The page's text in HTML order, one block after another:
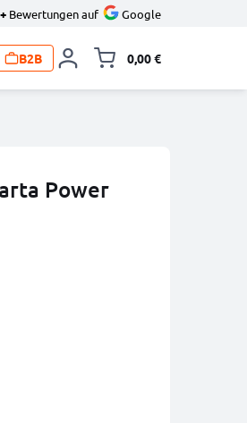
Bewertungen auf Google
B2B 0,00 €
Power